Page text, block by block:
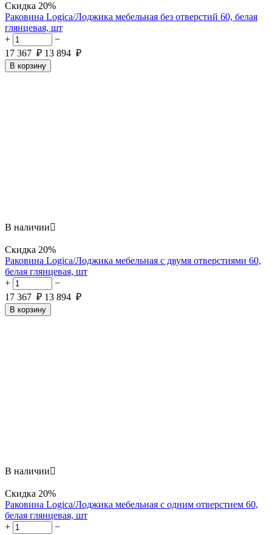
Скидка 20%
Раковина Logica/Лоджика мебельная без отверстий 60, белая
глянцевая, шт
+
−
17 367 ₽ 13 894 ₽
В корзину
В наличии
Скидка 20%
Раковина Logica/Лоджика мебельная с двумя отверстиями 60,
белая глянцевая, шт
+
−
17 367 ₽ 13 894 ₽
В корзину
В наличии
Скидка 20%
Раковина Logica/Лоджика мебельная с одним отверстием 60,
белая глянцевая, шт
+
−